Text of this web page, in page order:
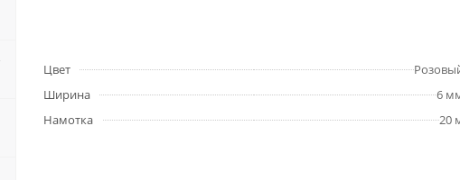
Цвет
Ширина
6
Намотка
20